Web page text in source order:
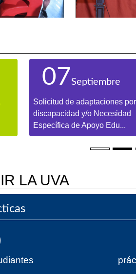
07Septiembre
Solicitud de adaptaciones por
discapacidad y/o Necesidad
Específica de Apoyo Edu...
LA UVA